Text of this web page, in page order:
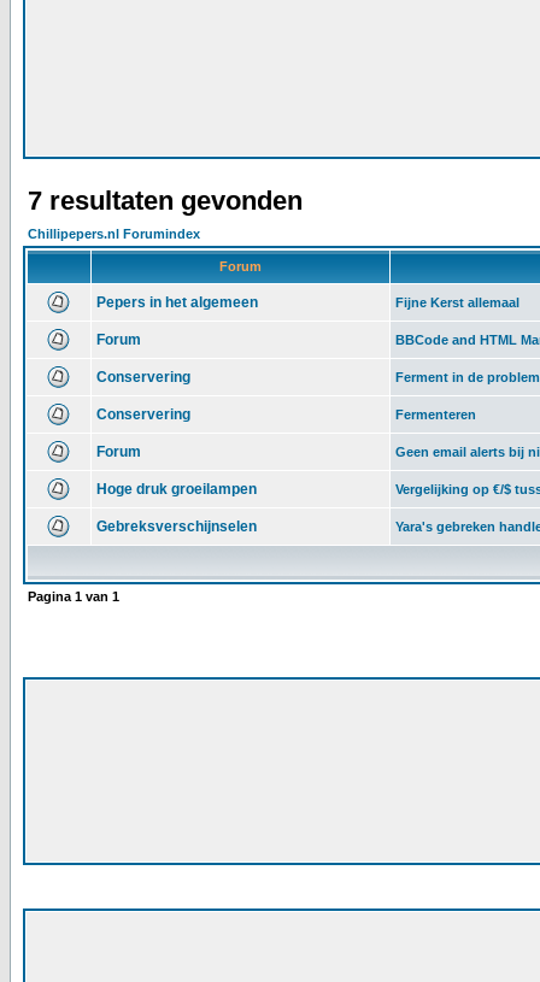
7 resultaten gevonden
Chillipepers.nl Forumindex
Forum
Pepers in het algemeen Fijne Kerst allemaal
Forum BBCode and HTML
Conservering Ferment in de
Conservering Fermenteren
Forum Geen email alerts bij
Hoge druk groeilampen Vergelijking op €/$
Gebreksverschijnselen Yara's gebreken
Pagina 1 van 1